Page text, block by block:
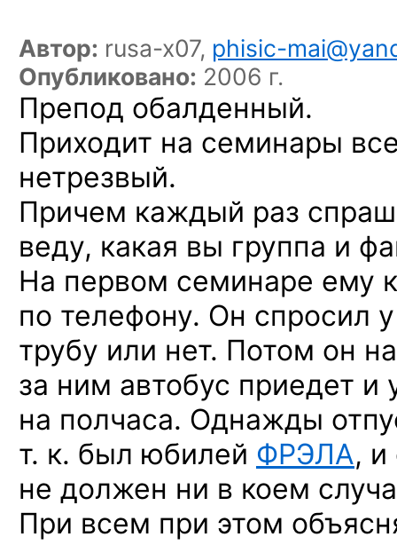
Автор: rusa-x07, phisic-
Опубликовано: 2006 г.
Препод обалденный.
Приходит на семинары
нетрезвый.
Причем каждый раз
веду, какая вы группа и
На первом семинаре ему
по телефону. Он спросил
трубу или нет. Потом он
за ним автобус приедет
на полчаса. Однажды
т. к. был юбилей ФРЭЛА, и
не должен ни в коем
При всем при этом